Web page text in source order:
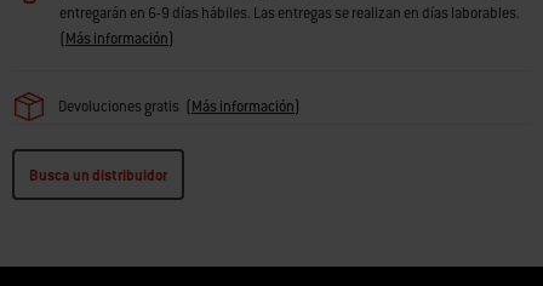
entregarán en 6-9 días hábiles. Las entregas se realizan en días laborables.
(Más información)
Devoluciones gratis (Más información)
Busca un distribuidor